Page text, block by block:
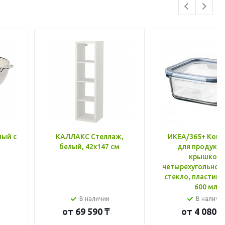
с
КАЛЛАКС Стеллаж,
белый, 42x147 см
В наличии
от 69 590 ₸
ИКЕА/365+
для
крышкой,
стекло, пластик
600 мл
В
от 4 080 ₸